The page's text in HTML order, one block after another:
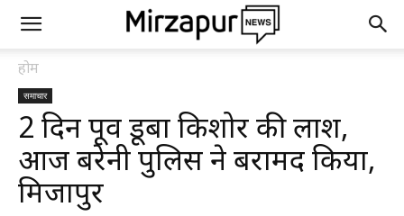
होम
समाचार
2 दिन पूर्व डूबा किशोर की लाश,
आज बरेनी पुलिस ने बरामद किया,
मिर्जापुर